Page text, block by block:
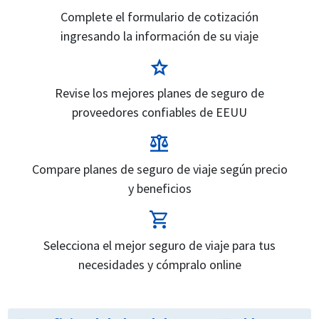
Complete el formulario de cotización
ingresando la información de su viaje
star
Revise los mejores planes de seguro de
proveedores confiables de EEUU
balance
Compare planes de seguro de viaje según precio
y beneficios
shopping_cart
Selecciona el mejor seguro de viaje para tus
necesidades y cómpralo online